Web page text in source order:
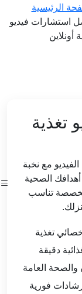
الرئيسية
استشارات فيديو
أونلاين
تغذية
مع نخبة
الصحية
تناسب
تغذية
دقيقة
والصحة العامة
فورية